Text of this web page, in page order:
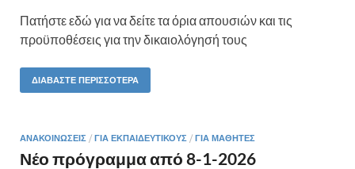
Πατήστε εδώ για να δείτε τα όρια απουσιών και τις
προϋποθέσεις για την δικαιολόγησή τους
ΔΙΑΒΆΣΤΕ ΠΕΡΙΣΣΌΤΕΡΑ
ΑΝΑΚΟΙΝΏΣΕΙΣ / ΓΙΑ ΕΚΠΑΙΔΕΥΤΙΚΟΎΣ / ΓΙΑ ΜΑΘΗΤΈΣ
Νέο πρόγραμμα από 8-1-2026